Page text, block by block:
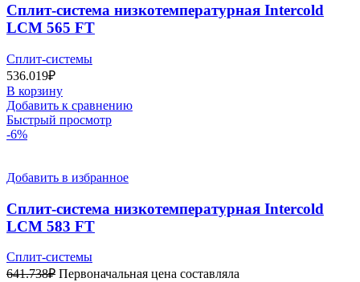
Сплит-система низкотемпературная Intercold
LCM 565 FT
Сплит-системы
536.019₽
В корзину
Добавить к сравнению
Быстрый просмотр
-6%
Добавить в избранное
Сплит-система низкотемпературная Intercold
LCM 583 FT
Сплит-системы
641.738₽ Первоначальная цена составляла